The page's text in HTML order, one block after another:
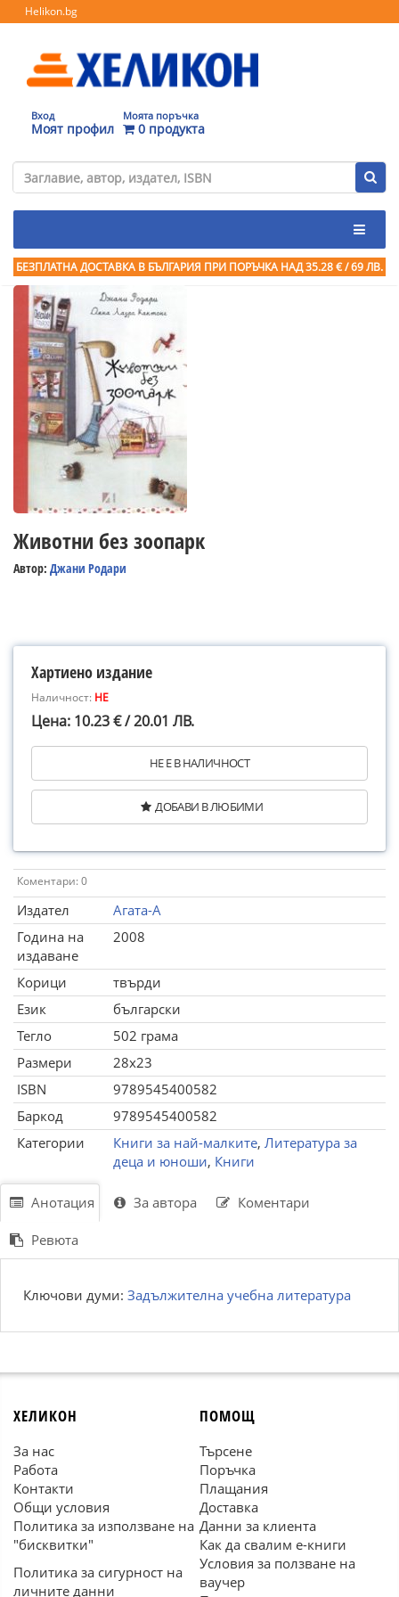
Helikon.bg
Вход
Моят профил
Моята поръчка
0 продукта
БЕЗПЛАТНА ДОСТАВКА В БЪЛГАРИЯ ПРИ ПОРЪЧКА НАД 35.28 € / 69 ЛВ.
Животни без зоопарк
Автор: Джани Родари
Хартиено издание
Наличност: НЕ
Цена: 10.23 € / 20.01 ЛВ.
НЕ Е В НАЛИЧНОСТ
ДОБАВИ В ЛЮБИМИ
Коментари: 0
Издател
Агата-А
Година на
издаване
2008
Корици
твърди
Език
български
Тегло
502 грама
Размери
28x23
ISBN
9789545400582
Баркод
9789545400582
Категории
Книги за най-малките, Литература за
деца и юноши, Книги
Анотация За автора Коментари
Ревюта
Ключови думи: Задължителна учебна литература
ХЕЛИКОН
За нас
Работа
Контакти
Общи условия
Политика за използване на
"бисквитки"
Политика за сигурност на
личните данни
ПОМОЩ
Търсене
Поръчка
Плащания
Доставка
Данни за клиента
Как да свалим е-книги
Условия за ползване на
ваучер